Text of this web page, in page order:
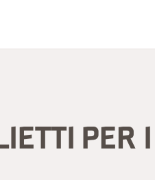
PER